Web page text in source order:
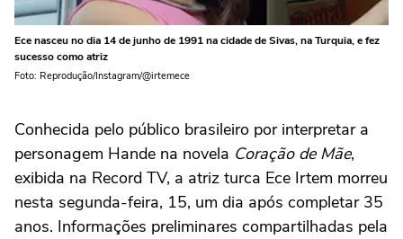
Ece nasceu no dia 14 de junho de 1991 na cidade de Sivas, na Turquia, e fez
sucesso como atriz
Foto: Reprodução/Instagram/@irtemece
Conhecida pelo público brasileiro por interpretar a
personagem Hande na novela Coração de Mãe,
exibida na Record TV, a atriz turca Ece Irtem morreu
nesta segunda-feira, 15, um dia após completar 35
anos. Informações preliminares compartilhadas pela